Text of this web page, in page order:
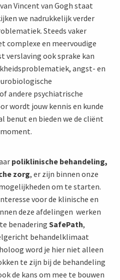
Vincent van Gogh staat
we nadrukkelijk verder
Steeds vaker
complexe en meervoudige
verslaving ook sprake kan
angst- en
andere psychiatrische
wordt jouw kennis en kunde
benut en bieden we de cliënt
poliklinische behandeling,
zorg, er zijn binnen onze
om te starten.
voor de klinische en
deze afdelingen werken
benadering SafePath,
behandelklimaat
word je hier niet alleen
te zijn bij de behandeling
de kans om mee te bouwen